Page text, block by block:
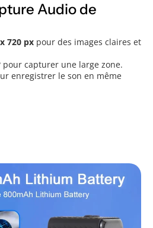
Audio de
720 px pour des images claires et
pour capturer une large zone.
enregistrer le son en même